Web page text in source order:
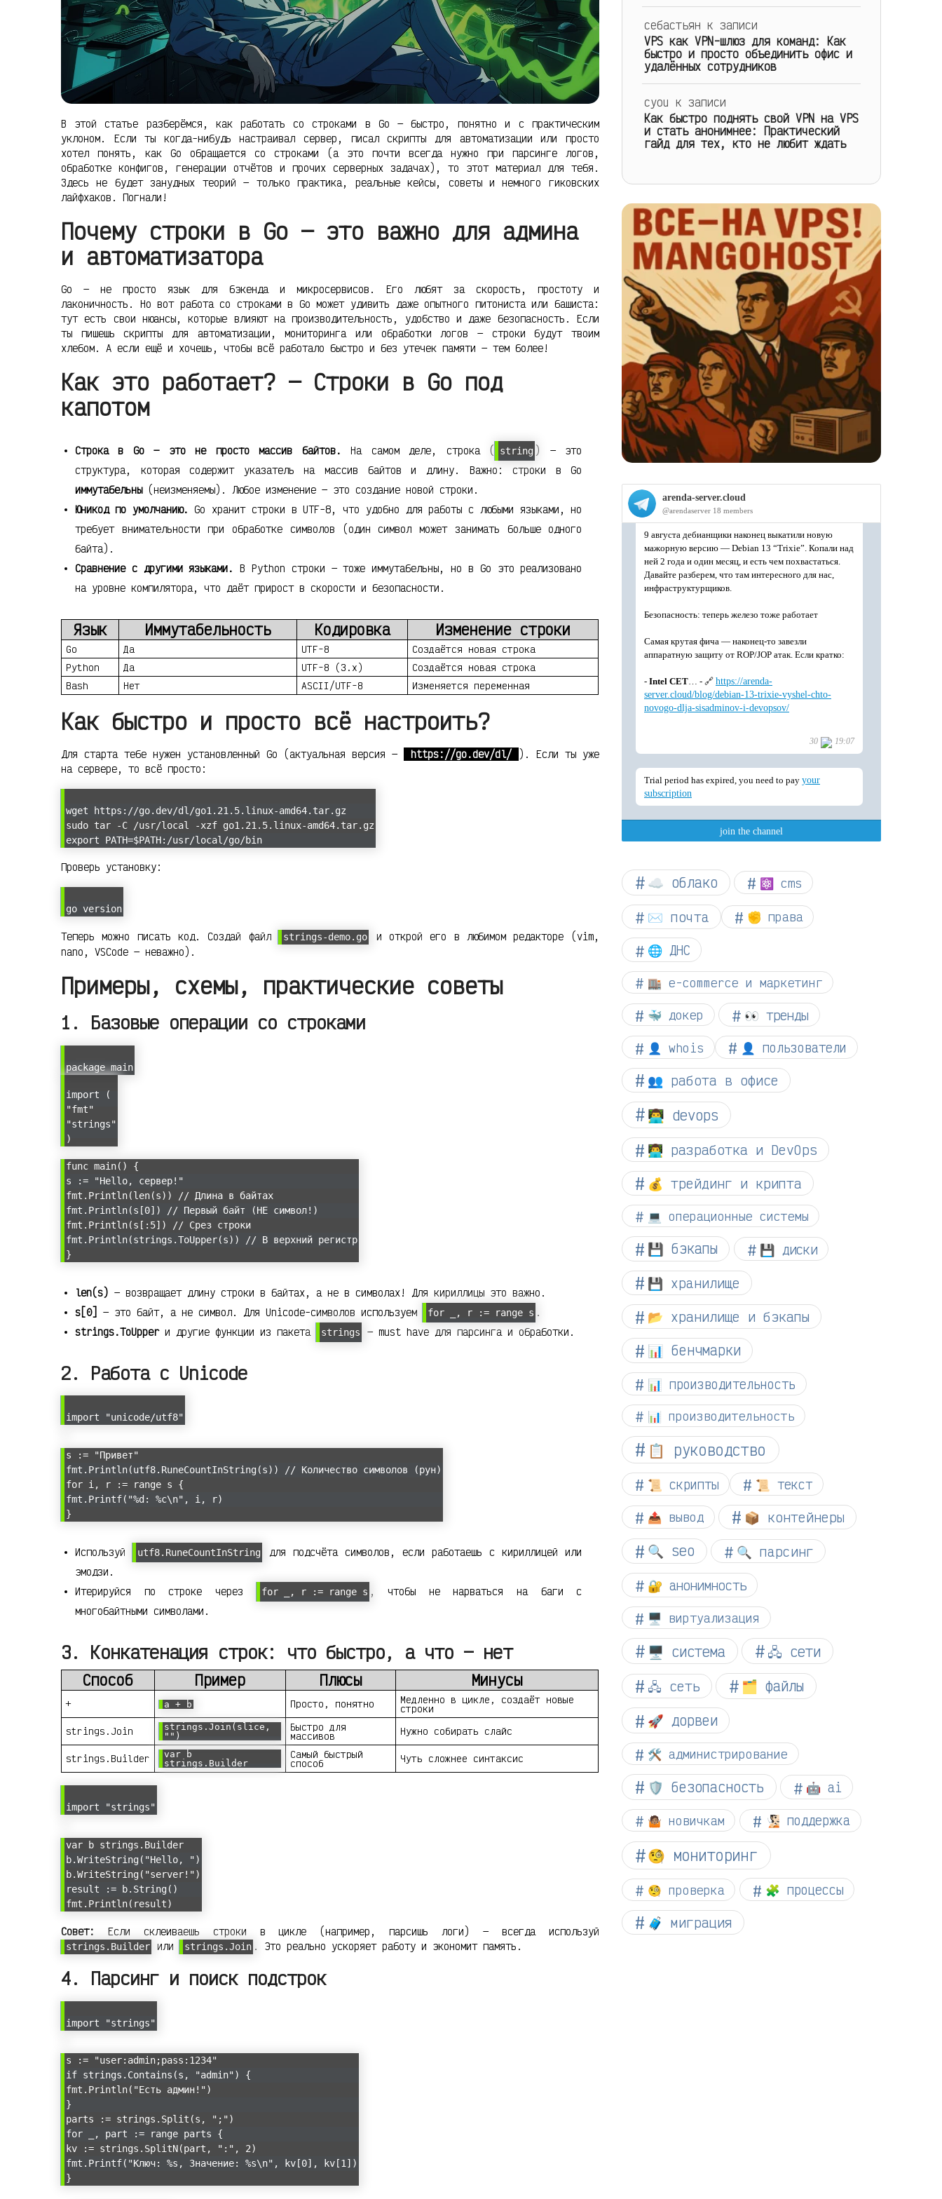
В этой статье разберёмся, как работать со строками в Go — быстро, понятно и с практическим
уклоном. Если ты когда-нибудь настраивал сервер, писал скрипты для автоматизации или просто
хотел понять, как Go обращается со строками (а это почти всегда нужно при парсинге логов,
обработке конфигов, генерации отчётов и прочих серверных задачах), то этот материал для тебя.
Здесь не будет занудных теорий — только практика, реальные кейсы, советы и немного гиковских
лайфхаков. Погнали!
Почему строки в Go — это важно для админа
и автоматизатора
Go — не просто язык для бэкенда и микросервисов. Его любят за скорость, простоту и
лаконичность. Но вот работа со строками в Go может удивить даже опытного питониста или башиста:
тут есть свои нюансы, которые влияют на производительность, удобство и даже безопасность. Если
ты пишешь скрипты для автоматизации, мониторинга или обработки логов — строки будут твоим
хлебом. А если ещё и хочешь, чтобы всё работало быстро и без утечек памяти — тем более!
Как это работает? — Строки в Go под
капотом
Строка в Go — это не просто массив байтов. На самом деле, строка ( string ) — это
структура, которая содержит указатель на массив байтов и длину. Важно: строки в Go
иммутабельны(неизменяемы). Любое изменение — это создание новой строки.
Юникод по умолчанию. Go хранит строки в UTF-8, что удобно для работы с любыми языками, но
требует внимательности при обработке символов (один символ может занимать больше одного
байта).
Сравнение с другими языками. В Python строки — тоже иммутабельны, но в Go это реализовано
на уровне компилятора, что даёт прирост в скорости и безопасности.
Язык Иммутабельность Кодировка Изменение строки
Go Да UTF-8
Создаётся новая строка
Python
Да UTF-8 (3.x)
Создаётся новая строка
Bash
Нет ASCII/UTF-8 Изменяется переменная
Как быстро и просто всё настроить?
Для старта тебе нужен установленный Go (актуальная версия — https://go.dev/dl/
). Если ты уже
на сервере, то всё просто:
wget https://go.dev/dl/go1.21.5.linux-amd64.tar.gz
sudo tar -C /usr/local -xzf go1.21.5.linux-amd64.tar.gz
export PATH=$PATH:/usr/local/go/bin
Проверь установку:
go version
Теперь можно писать код. Создай файл strings-demo.go
и открой его в любимом редакторе (vim,
nano, VSCode — неважно).
Примеры, схемы, практические советы
1. Базовые операции со строками
package main
import (
"fmt"
"strings"
)
func main() {
s := "Hello, сервер!"
fmt.Println(len(s)) // Длина в байтах
fmt.Println(s[0]) // Первый байт (НЕ символ!)
fmt.Println(s[:5]) // Срез строки
fmt.Println(strings.ToUpper(s)) // В верхний регистр
}
len(s) — возвращает длину строки в байтах, а не в символах! Для кириллицы это важно.
s[0]
— это байт, а не символ. Для Unicode-символов используем for _, r := range s .
strings.ToUpperи другие функции из пакета strings — must have для парсинга и обработки.
2. Работа с Unicode
import "unicode/utf8"
s := "Привет"
fmt.Println(utf8.RuneCountInString(s)) // Количество символов (рун)
for i, r := range s {
fmt.Printf("%d: %c\n", i, r)
}
Используй utf8.RuneCountInString
для подсчёта символов, если работаешь с кириллицей или
эмодзи.
Итерируйся по строке через
for _, r := range s , чтобы не нарваться на баги с
многобайтными символами.
3. Конкатенация строк: что быстро, а что — нет
Способ Пример Плюсы Минусы
+ a + b Просто, понятно Медленно в цикле, создаёт новые
строки
strings.Join
strings.Join(slice,
"")
Быстро для
массивов Нужно собирать слайс
strings.Builder
var b
strings.Builder
Самый быстрый
способ Чуть сложнее синтаксис
import "strings"
var b strings.Builder
b.WriteString("Hello, ")
b.WriteString("server!")
result := b.String()
fmt.Println(result)
Совет: Если склеиваешь строки в цикле (например, парсишь логи) — всегда используй
strings.Builder или strings.Join . Это реально ускоряет работу и экономит память.
4. Парсинг и поиск подстрок
import "strings"
s := "user:admin;pass:1234"
if strings.Contains(s, "admin") {
fmt.Println("Есть админ!")
}
parts := strings.Split(s, ";")
for _, part := range parts {
kv := strings.SplitN(part, ":", 2)
fmt.Printf("Ключ: %s, Значение: %s\n", kv[0], kv[1])
}
себастьян к записи
VPS как VPN-шлюз для команд: Как
быстро и просто объединить офис и
удалённых сотрудников
cyou к записи
Как быстро поднять свой VPN на VPS
и стать анонимнее: Практический
гайд для тех, кто не любит ждать
☁︎ облако ⚛ cms
✉️ почта ✊ права
🌐 ДНС
🏬 e-commerce и маркетинг
🐳 докер 👀 тренды
👤 whois 👤 пользователи
👥 работа в офисе
👨‍💻 devops
👨‍💻 разработка и DevOps
💰 трейдинг и крипта
💻 операционные системы
💾 бэкапы 💾 диски
💾 хранилище
📂 хранилище и бэкапы
📊 бенчмарки
📊 производительность
📊 производительность
📋 руководство
📜 скрипты 📜 текст
📤 вывод 📦 контейнеры
🔍 seo 🔍 парсинг
🔐 анонимность
🖥️ виртуализация
🖥️ система 🖧 сети
🖧 сеть 🗂️ файлы
🚀 дорвеи
🛠️ администрирование
🛡️ безопасность 🤖 ai
🤷🏽 новичкам 🧏🏻 поддержка
🧐 мониторинг
🧐 проверка 🧩 процессы
🧳 миграция